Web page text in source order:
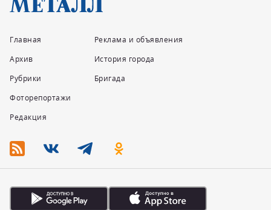
Главная
Архив
Рубрики
Фоторепортажи
Редакция
Реклама и объявления
История города
Бригада